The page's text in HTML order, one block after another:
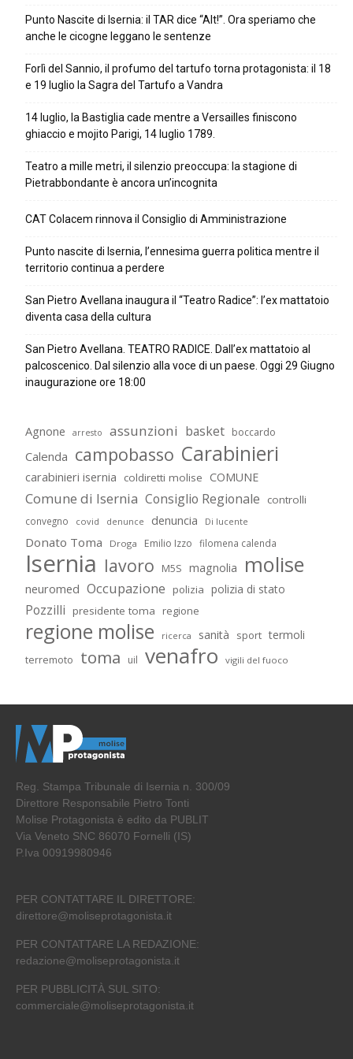
Punto Nascite di Isernia: il TAR dice “Alt!”. Ora speriamo che
anche le cicogne leggano le sentenze
Forlì del Sannio, il profumo del tartufo torna protagonista: il 18
e 19 luglio la Sagra del Tartufo a Vandra
14 luglio, la Bastiglia cade mentre a Versailles finiscono
ghiaccio e mojito Parigi, 14 luglio 1789.
Teatro a mille metri, il silenzio preoccupa: la stagione di
Pietrabbondante è ancora un’incognita
CAT Colacem rinnova il Consiglio di Amministrazione
Punto nascite di Isernia, l’ennesima guerra politica mentre il
territorio continua a perdere
San Pietro Avellana inaugura il “Teatro Radice”: l’ex mattatoio
diventa casa della cultura
San Pietro Avellana. TEATRO RADICE. Dall’ex mattatoio al
palcoscenico. Dal silenzio alla voce di un paese. Oggi 29 Giugno
inaugurazione ore 18:00
Agnone arresto assunzioni basket boccardo
Calenda campobasso Carabinieri
carabinieri isernia coldiretti molise COMUNE
Comune di Isernia Consiglio Regionale controlli
convegno covid denunce denuncia Di lucente
Donato Toma Droga Emilio Izzo filomena calenda
Isernia lavoro M5S magnolia molise
neuromed Occupazione polizia polizia di stato
Pozzilli presidente toma regione
regione molise ricerca sanità sport termoli
terremoto toma uil venafro vigili del fuoco
Reg. Stampa Tribunale di Isernia n. 300/09
Direttore Responsabile Pietro Tonti
Molise Protagonista è edito da PUBLIT
Via Veneto SNC 86070 Fornelli (IS)
P.Iva 00919980946
PER CONTATTARE IL DIRETTORE:
direttore@moliseprotagonista.it
PER CONTATTARE LA REDAZIONE:
redazione@moliseprotagonista.it
PER PUBBLICITÀ SUL SITO:
commerciale@moliseprotagonista.it